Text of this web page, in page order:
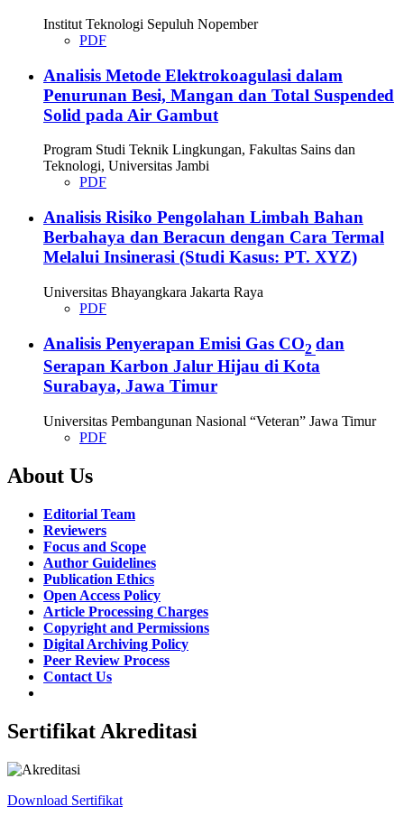
Institut Teknologi Sepuluh Nopember
PDF
Analisis Metode Elektrokoagulasi dalam
Penurunan Besi, Mangan dan Total Suspended
Solid pada Air Gambut
Program Studi Teknik Lingkungan, Fakultas Sains dan
Teknologi, Universitas Jambi
PDF
Analisis Risiko Pengolahan Limbah Bahan
Berbahaya dan Beracun dengan Cara Termal
Melalui Insinerasi (Studi Kasus: PT. XYZ)
Universitas Bhayangkara Jakarta Raya
PDF
Analisis Penyerapan Emisi Gas CO2 dan
Serapan Karbon Jalur Hijau di Kota
Surabaya, Jawa Timur
Universitas Pembangunan Nasional “Veteran” Jawa Timur
PDF
About Us
Editorial Team
Reviewers
Focus and Scope
Author Guidelines
Publication Ethics
Open Access Policy
Article Processing Charges
Copyright and Permissions
Digital Archiving Policy
Peer Review Process
Contact Us
Sertifikat Akreditasi
Download Sertifikat